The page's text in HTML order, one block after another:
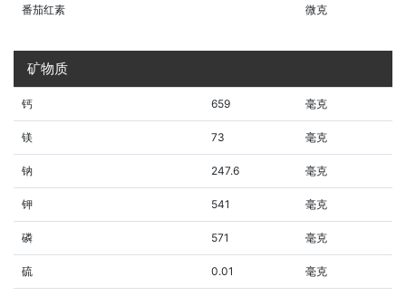
番茄红素 微克
矿物质
钙 659 毫克
镁 73 毫克
钠 247.6 毫克
钾 541 毫克
磷 571 毫克
硫 0.01 毫克